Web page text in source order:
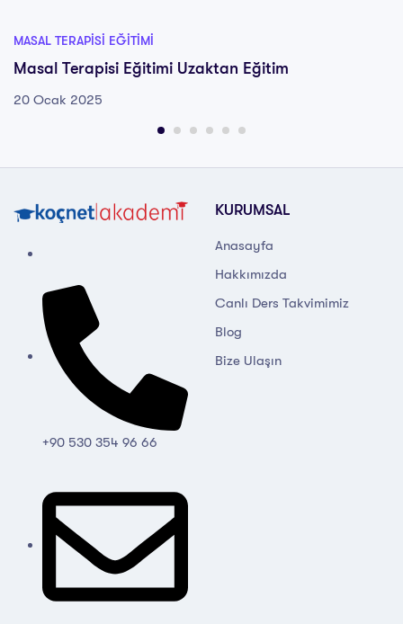
MASAL TERAPISI EĞITIMI
Masal Terapisi Eğitimi Uzaktan Eğitim
20 Ocak 2025
+90 530 354 96 66
KURUMSAL
Anasayfa
Hakkımızda
Canlı Ders Takvimimiz
Blog
Bize Ulaşın